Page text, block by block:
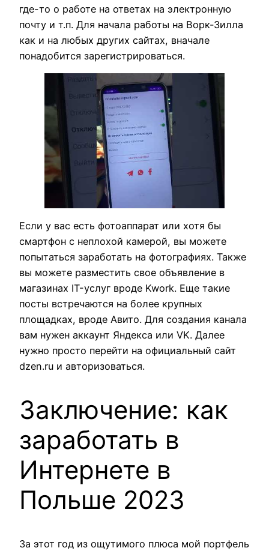
где-то о работе на ответах на электронную
почту и т.п. Для начала работы на Ворк-Зилла
как и на любых других сайтах, вначале
понадобится зарегистрироваться.
Если у вас есть фотоаппарат или хотя бы
смартфон с неплохой камерой, вы можете
попытаться заработать на фотографиях. Также
вы можете разместить свое объявление в
магазинах IT-услуг вроде Kwork. Еще такие
посты встречаются на более крупных
площадках, вроде Авито. Для создания канала
вам нужен аккаунт Яндекса или VK. Далее
нужно просто перейти на официальный сайт
dzen.ru и авторизоваться.
Заключение: как
заработать в
Интернете в
Польше 2023
За этот год из ощутимого плюса мой портфель